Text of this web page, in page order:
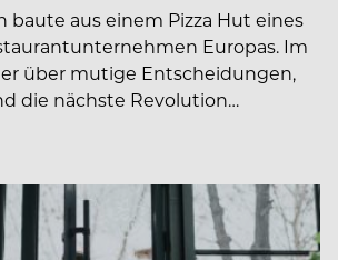
baute aus einem Pizza Hut eines
Europas. Im
über mutige Entscheidungen,
die nächste Revolution…